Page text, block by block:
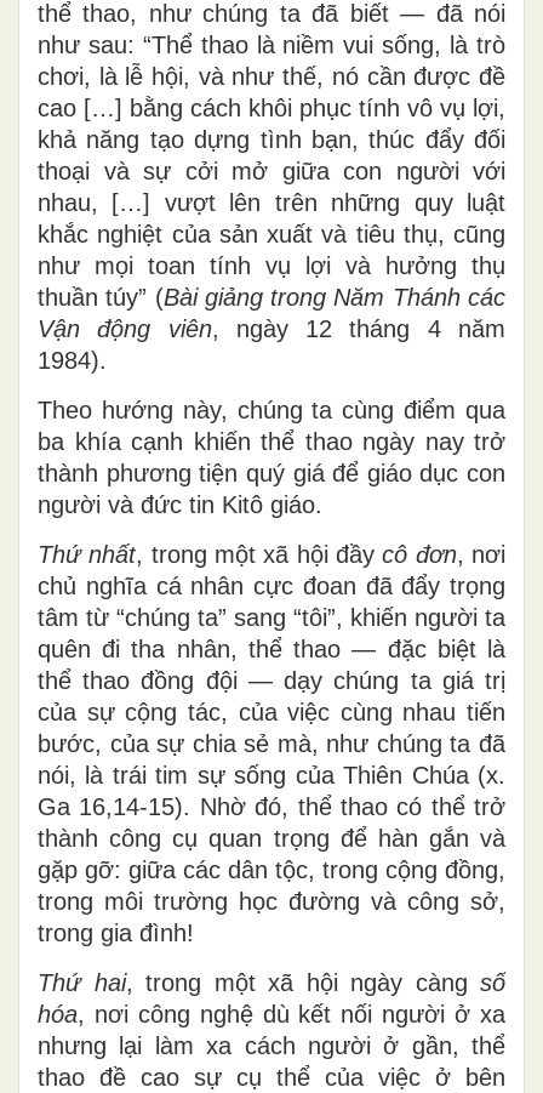
thể thao, như chúng ta đã biết — đã nói
như sau: “Thể thao là niềm vui sống, là trò
chơi, là lễ hội, và như thế, nó cần được đề
cao […] bằng cách khôi phục tính vô vụ lợi,
khả năng tạo dựng tình bạn, thúc đẩy đối
thoại và sự cởi mở giữa con người với
nhau, […] vượt lên trên những quy luật
khắc nghiệt của sản xuất và tiêu thụ, cũng
như mọi toan tính vụ lợi và hưởng thụ
thuần túy” (Bài giảng trong Năm Thánh các
Vận động viên, ngày 12 tháng 4 năm
1984).
Theo hướng này, chúng ta cùng điểm qua
ba khía cạnh khiến thể thao ngày nay trở
thành phương tiện quý giá để giáo dục con
người và đức tin Kitô giáo.
Thứ nhất, trong một xã hội đầycô đơn, nơi
chủ nghĩa cá nhân cực đoan đã đẩy trọng
tâm từ “chúng ta” sang “tôi”, khiến người ta
quên đi tha nhân, thể thao — đặc biệt là
thể thao đồng đội — dạy chúng ta giá trị
của sự cộng tác, của việc cùng nhau tiến
bước, của sự chia sẻ mà, như chúng ta đã
nói, là trái tim sự sống của Thiên Chúa (x.
Ga 16,14-15). Nhờ đó, thể thao có thể trở
thành công cụ quan trọng để hàn gắn và
gặp gỡ: giữa các dân tộc, trong cộng đồng,
trong môi trường học đường và công sở,
trong gia đình!
Thứ hai, trong một xã hội ngày càng số
hóa, nơi công nghệ dù kết nối người ở xa
nhưng lại làm xa cách người ở gần, thể
thao đề cao sự cụ thể của việc ở bên